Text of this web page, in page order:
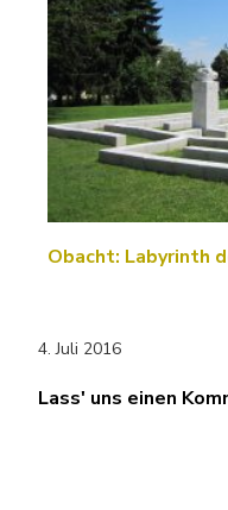
Obacht: Labyrinth
4. Juli 2016
Lass' uns einen